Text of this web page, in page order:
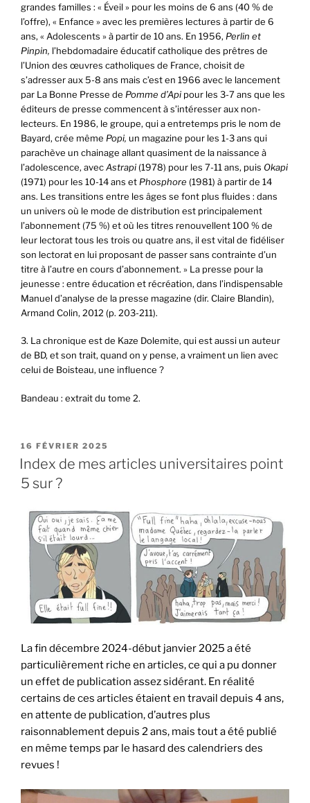
grandes familles : « Éveil » pour les moins de 6 ans (40 % de
l’offre), « Enfance » avec les premières lectures à partir de 6
ans, « Adolescents » à partir de 10 ans. En 1956, Perlin et
Pinpin, l’hebdomadaire éducatif catholique des prêtres de
l’Union des œuvres catholiques de France, choisit de
s’adresser aux 5-8 ans mais c’est en 1966 avec le lancement
par La Bonne Presse de Pomme d’Api pour les 3-7 ans que les
éditeurs de presse commencent à s’intéresser aux non-
lecteurs. En 1986, le groupe, qui a entretemps pris le nom de
Bayard, crée même Popi, un magazine pour les 1-3 ans qui
parachève un chainage allant quasiment de la naissance à
l’adolescence, avecAstrapi (1978) pour les 7-11 ans, puis Okapi
(1971) pour les 10-14 ans et Phosphore (1981) à partir de 14
ans. Les transitions entre les âges se font plus fluides : dans
un univers où le mode de distribution est principalement
l’abonnement (75 %) et où les titres renouvellent 100 % de
leur lectorat tous les trois ou quatre ans, il est vital de fidéliser
son lectorat en lui proposant de passer sans contrainte d’un
titre à l’autre en cours d’abonnement. » La presse pour la
jeunesse : entre éducation et récréation, dans l’indispensable
Manuel d’analyse de la presse magazine (dir. Claire Blandin),
Armand Colin, 2012 (p. 203-211).
3. La chronique est de Kaze Dolemite, qui est aussi un auteur
de BD, et son trait, quand on y pense, a vraiment un lien avec
celui de Boisteau, une influence ?
Bandeau : extrait du tome 2.
PUBLIÉ
LE
16 FÉVRIER 2025
Index de mes articles universitaires point
5 sur ?
La fin décembre 2024-début janvier 2025 a été
particulièrement riche en articles, ce qui a pu donner
un effet de publication assez sidérant. En réalité
certains de ces articles étaient en travail depuis 4 ans,
en attente de publication, d’autres plus
raisonnablement depuis 2 ans, mais tout a été publié
en même temps par le hasard des calendriers des
revues !